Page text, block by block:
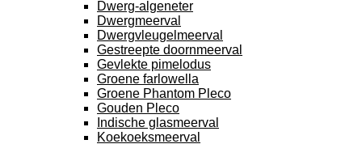
Dwerg-algeneter
Dwergmeerval
Dwergvleugelmeerval
Gestreepte doornmeerval
Gevlekte pimelodus
Groene farlowella
Groene Phantom Pleco
Gouden Pleco
Indische glasmeerval
Koekoeksmeerval